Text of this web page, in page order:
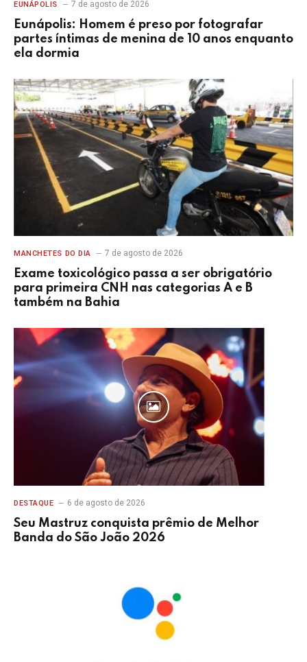
EUNÁPOLIS 7 de agosto de 2026
Eunápolis: Homem é preso por fotografar
partes íntimas de menina de 10 anos enquanto
ela dormia
MANCHETES DO DIA 7 de agosto de 2026
Exame toxicológico passa a ser obrigatório
para primeira CNH nas categorias A e B
também na Bahia
DESTAQUE 6 de agosto de 2026
Seu Mastruz conquista prêmio de Melhor
Banda do São João 2026